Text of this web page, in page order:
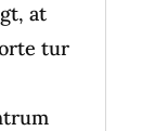
at
tur